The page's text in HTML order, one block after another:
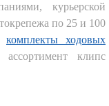
курьерской
по 25 и 100
комплекты ходовых
клипс